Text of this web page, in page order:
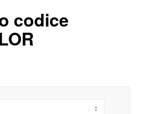
codice